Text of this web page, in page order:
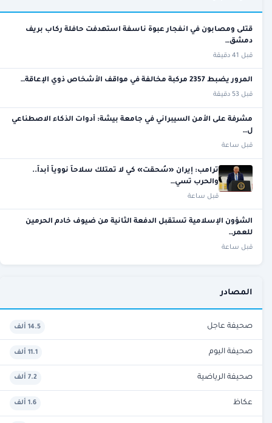
قتلى ومصابون في انفجار عبوة ناسفة استهدفت حافلة ركاب بريف
دمشق…
قبل 41 دقيقة
المرور يضبط 2357 مركبة مخالفة في مواقف الأشخاص ذوي الإعاقة…
قبل 53 دقيقة
مشرفة على الأمن السيبراني في جامعة بيشة: أدوات الذكاء الاصطناعي
ل…
قبل ساعة
ترامب: إيران «سُحقت» كي لا تمتلك سلاحاً نووياً أبداً..
والحرب تسي…
قبل ساعة
الشؤون الإسلامية تستقبل الدفعة الثانية من ضيوف خادم الحرمين
للعمر…
قبل ساعة
المصادر
صحيفة عاجل 14.5 ألف
صحيفة اليوم 11.1 ألف
صحيفة الرياضية 7.2 ألف
عكاظ 1.6 ألف